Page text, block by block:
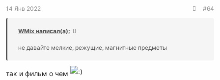
14 Янв 2022 #64
WMix написал(а):
не давайте мелкие, режущие, магнитные предметы
так и фильм о чем